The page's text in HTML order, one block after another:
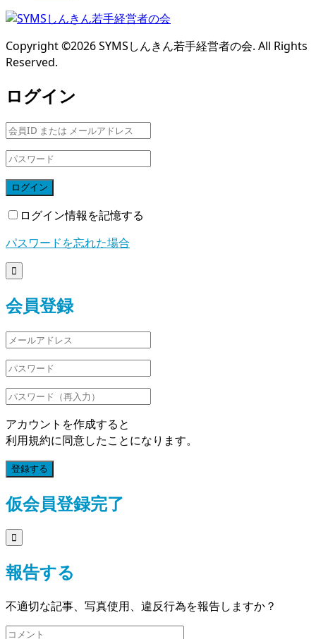
Copyright ©2026SYMSしんきん若手経営者の会. All Rights
Reserved.
ログイン
ログイン
ログイン情報を記憶する
パスワードを忘れた場合

会員登録
アカウントを作成すると
利用規約に同意したことになります。
登録する
仮会員登録完了

報告する
不適切な記事、写真使用、違反行為を報告しますか？